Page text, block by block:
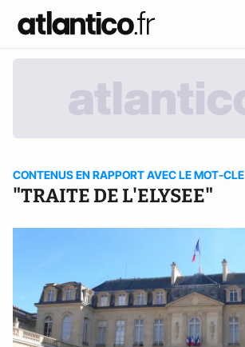
CONTENUS EN RAPPORT AVEC LE MOT-CLE
"TRAITE DE L'ELYSEE"